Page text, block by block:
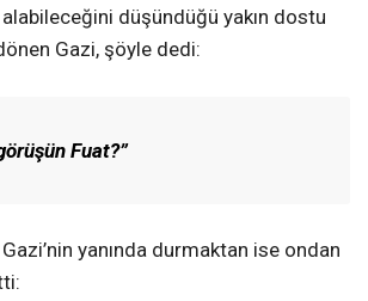
düşündüğü yakın dostu
Gazi, şöyle dedi:
Fuat?”
yanında durmaktan ise ondan